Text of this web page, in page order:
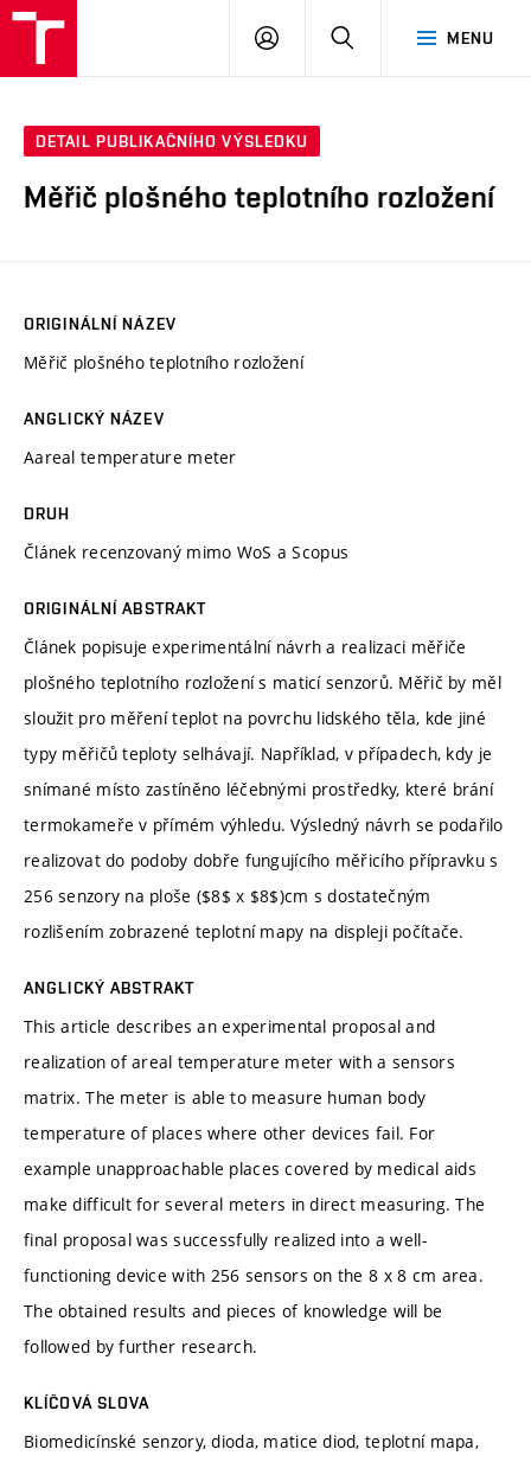
MENU
PŘIHLÁSIT
DETAIL PUBLIKAČNÍHO VÝSLEDKU
Měřič plošného teplotního rozložení
ORIGINÁLNÍ NÁZEV
Měřič plošného teplotního rozložení
ANGLICKÝ NÁZEV
Aareal temperature meter
DRUH
Článek recenzovaný mimo WoS a Scopus
ORIGINÁLNÍ ABSTRAKT
Článek popisuje experimentální návrh a realizaci měřiče
plošného teplotního rozložení s maticí senzorů. Měřič by měl
sloužit pro měření teplot na povrchu lidského těla, kde jiné
typy měřičů teploty selhávají. Například, v případech, kdy je
snímané místo zastíněno léčebnými prostředky, které brání
termokameře v přímém výhledu. Výsledný návrh se podařilo
realizovat do podoby dobře fungujícího měřicího přípravku s
256 senzory na ploše ($8$ x $8$)cm s dostatečným
rozlišením zobrazené teplotní mapy na displeji počítače.
ANGLICKÝ ABSTRAKT
This article describes an experimental proposal and
realization of areal temperature meter with a sensors
matrix. The meter is able to measure human body
temperature of places where other devices fail. For
example unapproachable places covered by medical aids
make difficult for several meters in direct measuring. The
final proposal was successfully realized into a well-
functioning device with 256 sensors on the 8 x 8 cm area.
The obtained results and pieces of knowledge will be
followed by further research.
KLÍČOVÁ SLOVA
Biomedicínské senzory, dioda, matice diod, teplotní mapa,